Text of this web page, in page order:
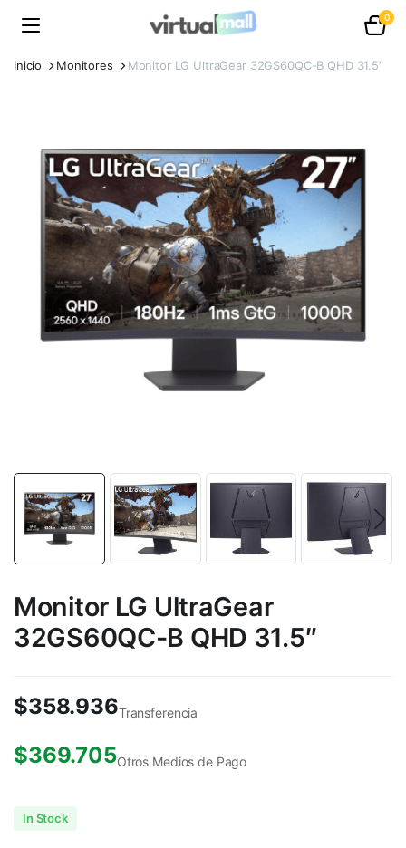
0
Inicio Monitores Monitor LG UltraGear 32GS60QC-B QHD 31.5″
Monitor LG UltraGear
32GS60QC-B QHD 31.5″
$358.936Transferencia
$369.705Otros Medios de Pago
In Stock